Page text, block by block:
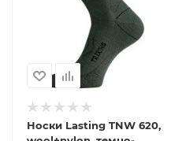
Носки Lasting TNW 620,